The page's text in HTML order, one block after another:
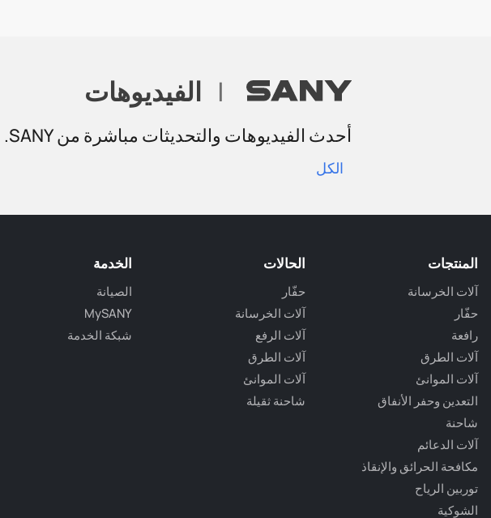
| الفيديوهات
أحدث الفيديوهات والتحديثات مباشرة من SANY.
الكل
المنتجات
آلات الخرسانة
حفّار
رافعة
آلات الطرق
آلات الموانئ
التعدين وحفر الأنفاق
شاحنة
آلات الدعائم
مكافحة الحرائق والإنقاذ
توربين الرياح
الشوكية
الحالات
حفّار
آلات الخرسانة
آلات الرفع
آلات الطرق
آلات الموانئ
شاحنة ثقيلة
الخدمة
الصيانة
MySANY
شبكة الخدمة